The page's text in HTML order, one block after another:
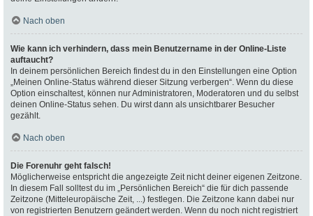
Nach oben
Wie kann ich verhindern, dass mein Benutzername in der Online-Liste
auftaucht?
In deinem persönlichen Bereich findest du in den Einstellungen eine Option
„Meinen Online-Status während dieser Sitzung verbergen“. Wenn du diese
Option einschaltest, können nur Administratoren, Moderatoren und du selbst
deinen Online-Status sehen. Du wirst dann als unsichtbarer Besucher
gezählt.
Nach oben
Die Forenuhr geht falsch!
Möglicherweise entspricht die angezeigte Zeit nicht deiner eigenen Zeitzone.
In diesem Fall solltest du im „Persönlichen Bereich“ die für dich passende
Zeitzone (Mitteleuropäische Zeit, ...) festlegen. Die Zeitzone kann dabei nur
von registrierten Benutzern geändert werden. Wenn du noch nicht registriert